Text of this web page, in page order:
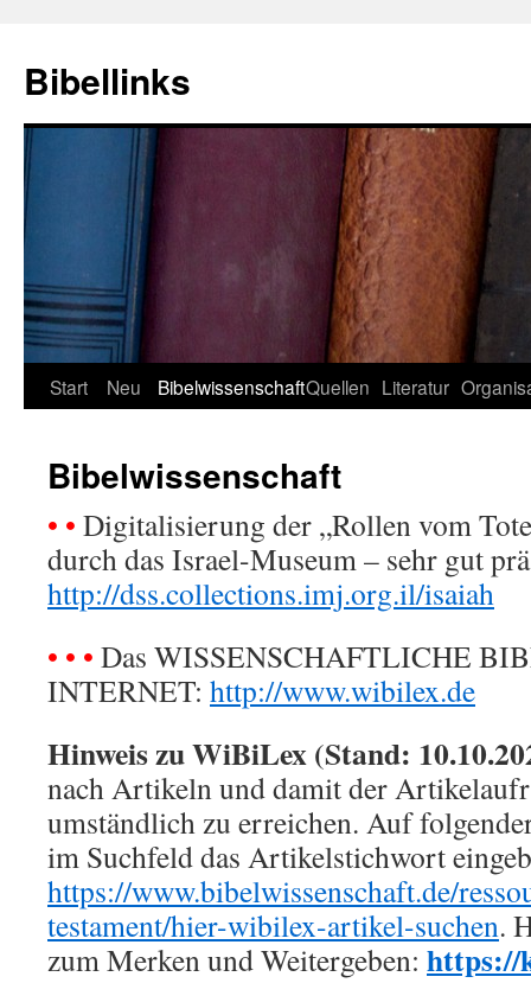
springen
Bibellinks
Start Neu BibelwissenschaftQuellen Literatur
Bibelwissenschaft
• • Digitalisierung der „Rollen vom
durch das Israel-Museum – sehr gut
http://dss.collections.imj.org.il/isaiah
• • • Das WISSENSCHAFTLICHE
INTERNET: http://www.wibilex.de
Hinweis zu WiBiLex (Stand:
nach Artikeln und damit der
umständlich zu erreichen. Auf
im Suchfeld das Artikelstichwort
https://www.bibelwissenschaft.de/
testament/hier-wibilex-artikel-suchen.
zum Merken und Weitergeben: https://